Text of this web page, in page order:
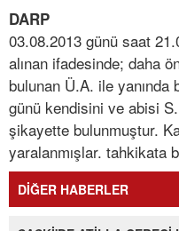
DARP
03.08.2013 günü saat
alınan ifadesinde; daha
bulunan Ü.A. ile yanında
günü kendisini ve abisi
şikayette bulunmuştur.
yaralanmışlar. tahkikata
DİĞER HABERLER